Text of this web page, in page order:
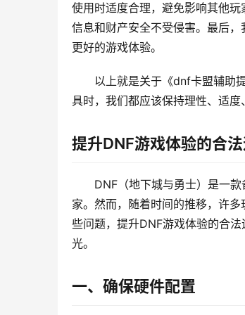
使用时适度合理，避免影响其他
信息和财产安全不受侵害。最后
更好的游戏体验。
以上就是关于《dnf卡盟辅助
具时，我们都应该保持理性、适度
提升DNF游戏体验的合
DNF（地下城与勇士）是一
家。然而，随着时间的推移，许
些问题，提升DNF游戏体验的合
光。
一、确保硬件配置